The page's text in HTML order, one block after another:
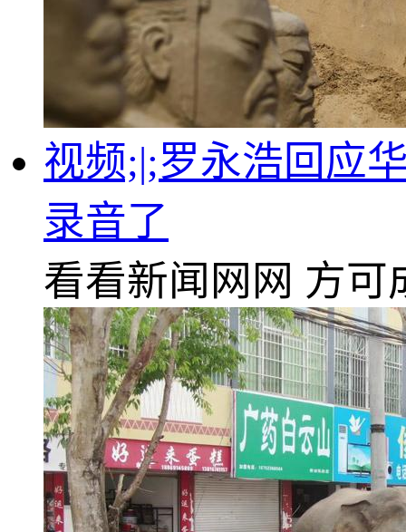
视频;|;罗永浩回应
录音了
看看新闻网网 方可